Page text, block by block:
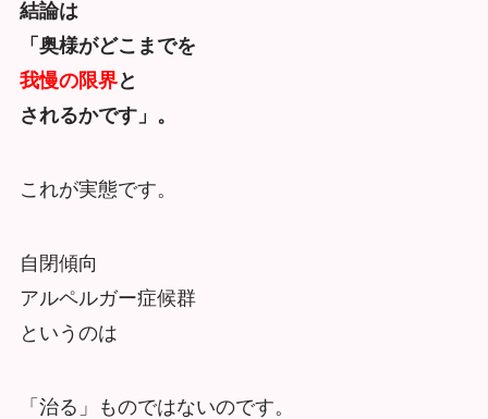
結論は
「奥様がどこまでを
我慢の限界と
されるかです」。
これが実態です。
自閉傾向
アルペルガー症候群
というのは
「治る」ものではないのです。